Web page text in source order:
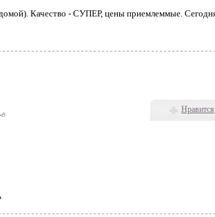
Нравится
Качество - СУПЕР, цены приемлеммые.